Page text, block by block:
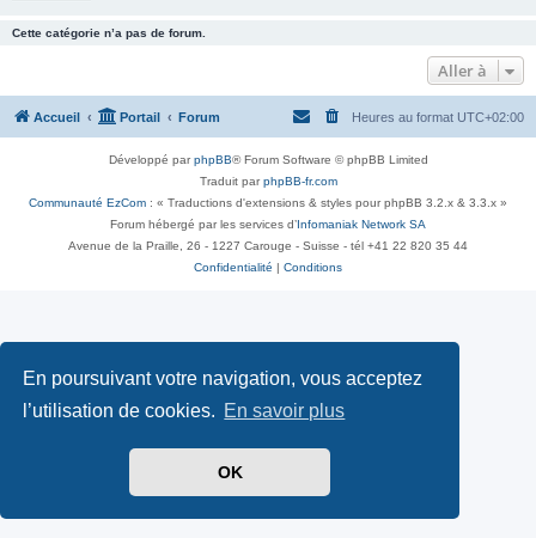
En poursuivant votre navigation, vous acceptez
l’utilisation de cookies. En savoir plus
OK
Cette catégorie n’a pas de forum.
Aller à
Accueil Portail Forum Heures au format UTC+02:00
Développé parphpBB® Forum Software © phpBB Limited
Traduit parphpBB-fr.com
Communauté EzCom : « Traductions d'extensions & styles pour phpBB 3.2.x & 3.3.x »
Forum hébergé par les services d’ Infomaniak Network SA
Avenue de la Praille, 26 - 1227 Carouge - Suisse - tél +41 22 820 35 44
Confidentialité
Conditions